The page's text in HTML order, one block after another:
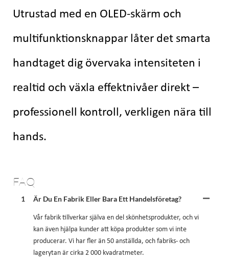
Utrustad med en OLED-skärm och
multifunktionsknappar låter det smarta
handtaget dig övervaka intensiteten i
realtid och växla effektnivåer direkt –
professionell kontroll, verkligen nära till
hands.
FAQ
1 Är Du En Fabrik Eller Bara Ett Handelsföretag?
Vår fabrik tillverkar själva en del skönhetsprodukter, och vi
kan även hjälpa kunder att köpa produkter som vi inte
producerar. Vi har fler än 50 anställda, och fabriks- och
lagerytan är cirka 2 000 kvadratmeter.